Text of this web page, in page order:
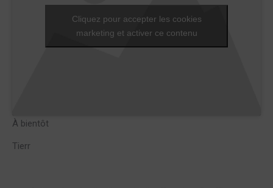
Cliquez pour accepter les cookies
marketing et activer ce contenu
À bientôt
Tierr